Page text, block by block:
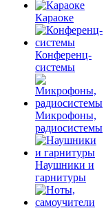
Караоке
Конференц-
системы
Микрофоны,
радиосистемы
Наушники и
гарнитуры